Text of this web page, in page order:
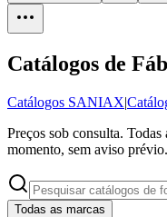
Catálogos de
Catálogos SANIAX|
Preços sob consulta. Todas
momento, sem aviso prévio.
Todas as marcas